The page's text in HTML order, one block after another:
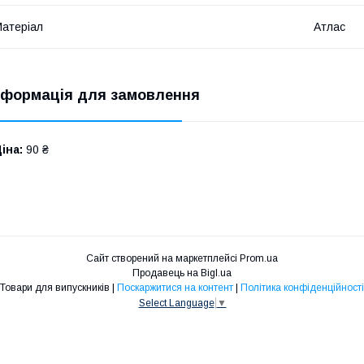
Атлас
для замовлення
90 ₴
Сайт створений на маркетплейсі Prom.ua
Продавець на Bigl.ua
Поскаржитися на контент
Політика конфіденційності
Select Language ▼